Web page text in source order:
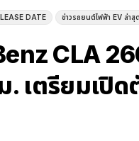
DATE ข่าวรถยนต์ไฟฟ้า EV ล่าสุด
CLA
. เตรียมเปิด